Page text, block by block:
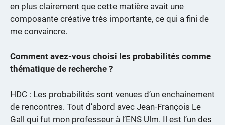
en plus clairement que cette matière avait une
composante créative très importante, ce qui a fini de
me convaincre.
Comment avez-vous choisi les probabilités comme
thématique de recherche ?
HDC : Les probabilités sont venues d’un enchainement
de rencontres. Tout d’abord avec Jean-François Le
Gall qui fut mon professeur à l’ENS Ulm. Il est l’un des